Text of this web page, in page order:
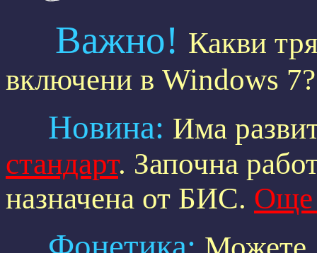
Важно! Какви
включени в Windows
Новина: Има
стандарт. Започна
назначена от БИС. Още